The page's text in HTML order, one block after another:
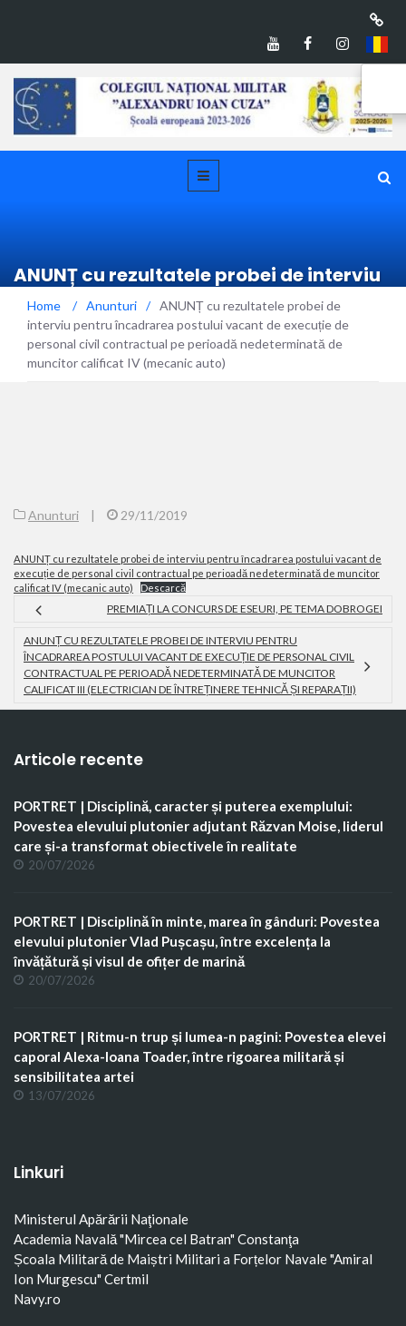
ANUNȚ cu rezultatele probei de interviu
pentru încadrarea postului vacant de
execuție de personal civil contractual
pe perioadă nedeterminată de
muncitor calificat IV (mecanic auto)
Home / Anunturi / ANUNȚ cu rezultatele probei de
interviu pentru încadrarea postului vacant de execuție de
personal civil contractual pe perioadă nedeterminată de
muncitor calificat IV (mecanic auto)
Anunturi 29/11/2019
ANUNȚ cu rezultatele probei de interviu pentru încadrarea postului vacant de
execuție de personal civil contractual pe perioadă nedeterminată de muncitor
calificat IV (mecanic auto)
Descarcă
PREMIAȚI LA CONCURS DE ESEURI, PE TEMA DOBROGEI
ANUNȚ CU REZULTATELE PROBEI DE INTERVIU PENTRU
ÎNCADRAREA POSTULUI VACANT DE EXECUȚIE DE PERSONAL CIVIL
CONTRACTUAL PE PERIOADĂ NEDETERMINATĂ DE MUNCITOR
CALIFICAT III (ELECTRICIAN DE ÎNTREȚINERE TEHNICĂ ȘI REPARAȚII)
Articole recente
PORTRET | Disciplină, caracter și puterea exemplului:
Povestea elevului plutonier adjutant Răzvan Moise, liderul
care și-a transformat obiectivele în realitate
20/07/2026
PORTRET | Disciplină în minte, marea în gânduri: Povestea
elevului plutonier Vlad Pușcașu, între excelența la
învățătură și visul de ofițer de marină
20/07/2026
PORTRET | Ritmu-n trup și lumea-n pagini: Povestea elevei
caporal Alexa-Ioana Toader, între rigoarea militară și
sensibilitatea artei
13/07/2026
Linkuri
Ministerul Apărării Naţionale
Academia Navală "Mircea cel Batran" Constanţa
Școala Militară de Maiștri Militari a Forțelor Navale "Amiral
Ion Murgescu" Certmil
Navy.ro